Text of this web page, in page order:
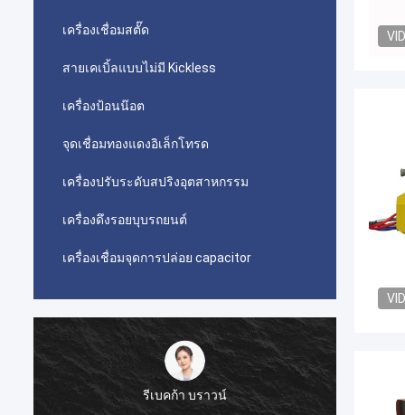
เครื่องเชื่อมสตั๊ด
สายเคเบิ้ลแบบไม่มี Kickless
เครื่องป้อนน๊อต
จุดเชื่อมทองแดงอิเล็กโทรด
เครื่องปรับระดับสปริงอุตสาหกรรม
เครื่องดึงรอยบุบรถยนต์
เครื่องเชื่อมจุดการปล่อย capacitor
รีเบคก้า บราวน์